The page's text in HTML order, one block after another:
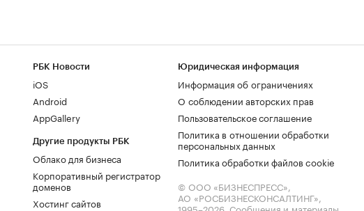
РБК Новости
iOS
Android
AppGallery
Другие продукты РБК
Облако для бизнеса
Корпоративный регистратор
доменов
Хостинг сайтов
Юридическая информация
Информация об ограничениях
О соблюдении авторских прав
Пользовательское соглашение
Политика в отношении обработки
персональных данных
Политика обработки файлов cookie
© ООО «БИЗНЕСПРЕСС»,
АО «РОСБИЗНЕСКОНСАЛТИНГ»,
1995–2026. Сообщения и материалы